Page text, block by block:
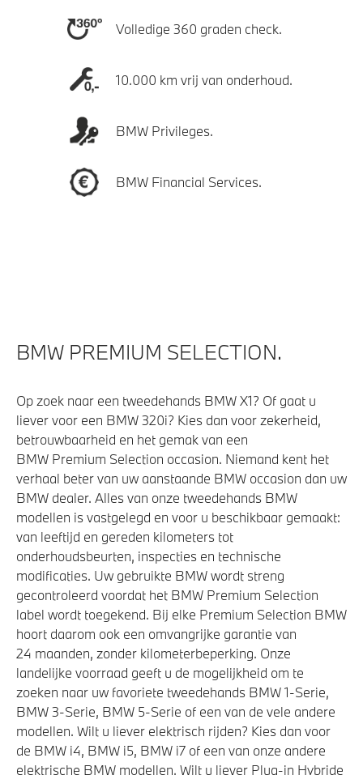
Volledige 360 graden check.
10.000 km vrij van onderhoud.
BMW Privileges.
BMW Financial Services.
BMW PREMIUM SELECTION.
Op zoek naar een tweedehands BMW X1? Of gaat u
liever voor een BMW 320i? Kies dan voor zekerheid,
betrouwbaarheid en het gemak van een
BMW Premium Selection occasion. Niemand kent het
verhaal beter van uw aanstaande BMW occasion dan uw
BMW dealer. Alles van onze tweedehands BMW
modellen is vastgelegd en voor u beschikbaar gemaakt:
van leeftijd en gereden kilometers tot
onderhoudsbeurten, inspecties en technische
modificaties. Uw gebruikte BMW wordt streng
gecontroleerd voordat het BMW Premium Selection
label wordt toegekend. Bij elke Premium Selection BMW
hoort daarom ook een omvangrijke garantie van
24 maanden, zonder kilometerbeperking. Onze
landelijke voorraad geeft u de mogelijkheid om te
zoeken naar uw favoriete tweedehands BMW 1-Serie,
BMW 3-Serie, BMW 5-Serie of een van de vele andere
modellen. Wilt u liever elektrisch rijden? Kies dan voor
de BMW i4, BMW i5, BMW i7 of een van onze andere
elektrische BMW modellen. Wilt u liever Plug-in Hybride